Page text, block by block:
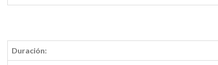
Duración: